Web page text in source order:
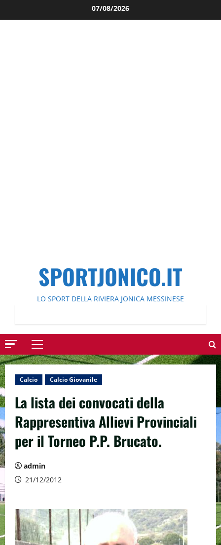
al
07/08/2026
SPORTJONICO.IT
LO SPORT DELLA RIVIERA JONICA MESSINESE
Menu
principale
Calcio Calcio Giovanile
La lista dei convocati della
Rappresentiva Allievi Provinciali
per il Torneo P.P. Brucato.
admin
21/12/2012